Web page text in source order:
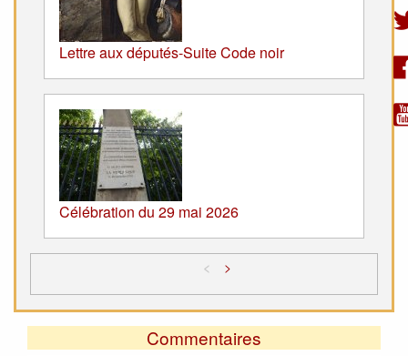
Lettre aux députés-Suite Code noir
Célébration du 29 mai 2026
< >
Commentaires